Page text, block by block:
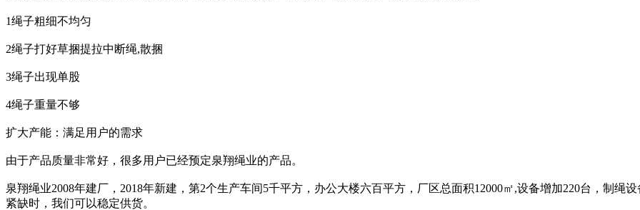
1绳子粗细不均匀
2绳子打好草捆提拉中断绳,散捆
3绳子出现单股
4绳子重量不够
扩大产能：满足用户的需求
由于产品质量非常好，很多用户已经预定泉翔绳业的产品。
泉翔绳业2008年建厂，2018年新建，第2个生产车间5千平方，办公大楼六百平方，厂区总面积12000㎡,设备增加220台，制绳
紧缺时，我们可以稳定供货。